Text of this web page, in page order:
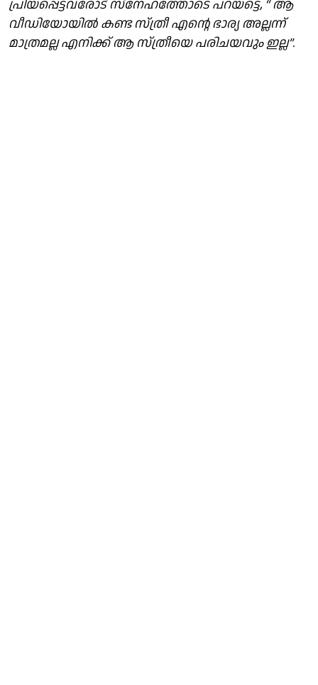
പ്രിയപ്പെട്ടവരോട് സ്നേഹത്തോടെ പറയട്ടെ, “ ആ
വീഡിയോയിൽ കണ്ട സ്ത്രീ എന്റെ ഭാര്യ അല്ലന്ന്
മാത്രമല്ല എനിക്ക് ആ സ്ത്രീയെ പരിചയവും ഇല്ല”.